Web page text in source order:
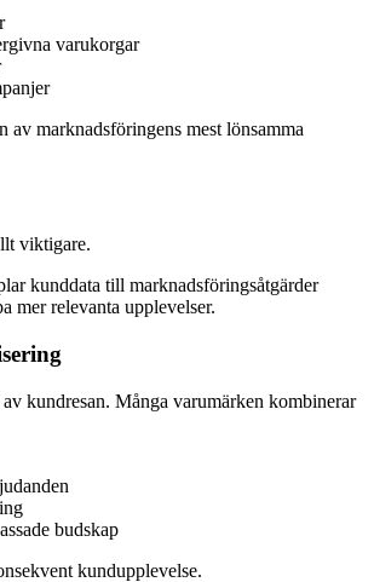
varukorgar
av marknadsföringens mest lönsamma
viktigare.
kunddata till marknadsföringsåtgärder
mer relevanta upplevelser.
kundresan. Många varumärken kombinerar
budskap
kundupplevelse.